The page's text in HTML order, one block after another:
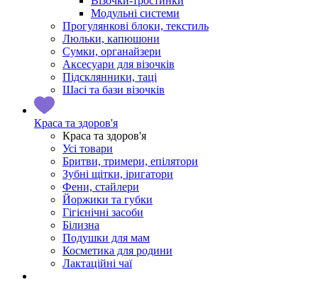
Модульні системи
Прогулянкові блоки, текстиль
Люльки, капюшони
Сумки, органайзери
Аксесуари для візочків
Підсклянники, таці
Шасі та бази візочків
Краса та здоров'я
Краса та здоров'я
Усі товари
Бритви, тримери, епілятори
Зубні щітки, іригатори
Фени, стайлери
Йоржики та губки
Гігієнічні засоби
Білизна
Подушки для мам
Косметика для родини
Лактаційні чаї